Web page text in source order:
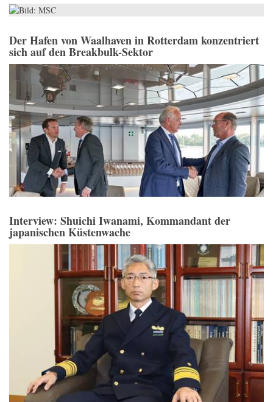
Der Hafen von Waalhaven in Rotterdam konzentriert
sich auf den Breakbulk-Sektor
Interview: Shuichi Iwanami, Kommandant der
japanischen Küstenwache